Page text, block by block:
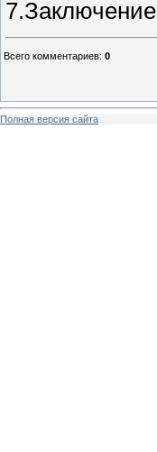
7.Заключение
Всего комментариев: 0
Полная версия сайта